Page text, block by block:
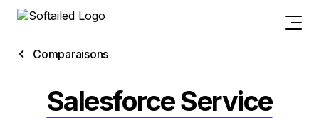
Comparaisons
Salesforce Service